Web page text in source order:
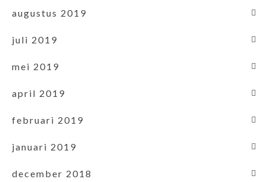
augustus 2019
juli 2019
mei 2019
april 2019
februari 2019
januari 2019
december 2018